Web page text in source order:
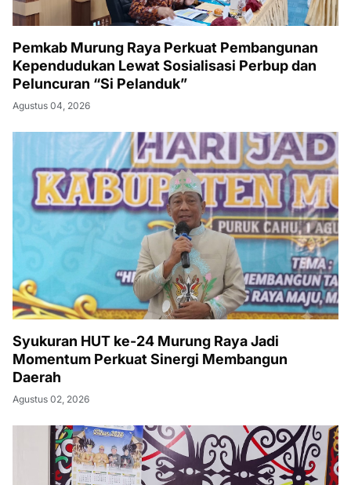
Pemkab Murung Raya Perkuat Pembangunan
Kependudukan Lewat Sosialisasi Perbup dan
Peluncuran “Si Pelanduk”
Agustus 04, 2026
Syukuran HUT ke-24 Murung Raya Jadi
Momentum Perkuat Sinergi Membangun
Daerah
Agustus 02, 2026